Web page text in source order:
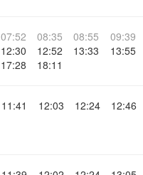
07:52 08:35 08:55 09:39
12:30 12:52 13:33 13:55
17:28 18:11
11:41 12:03 12:24 12:46